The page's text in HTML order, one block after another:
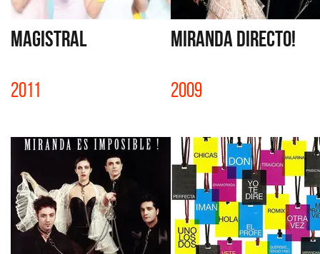
MAGISTRAL
2011
MIRANDA DIRECTO!
2009